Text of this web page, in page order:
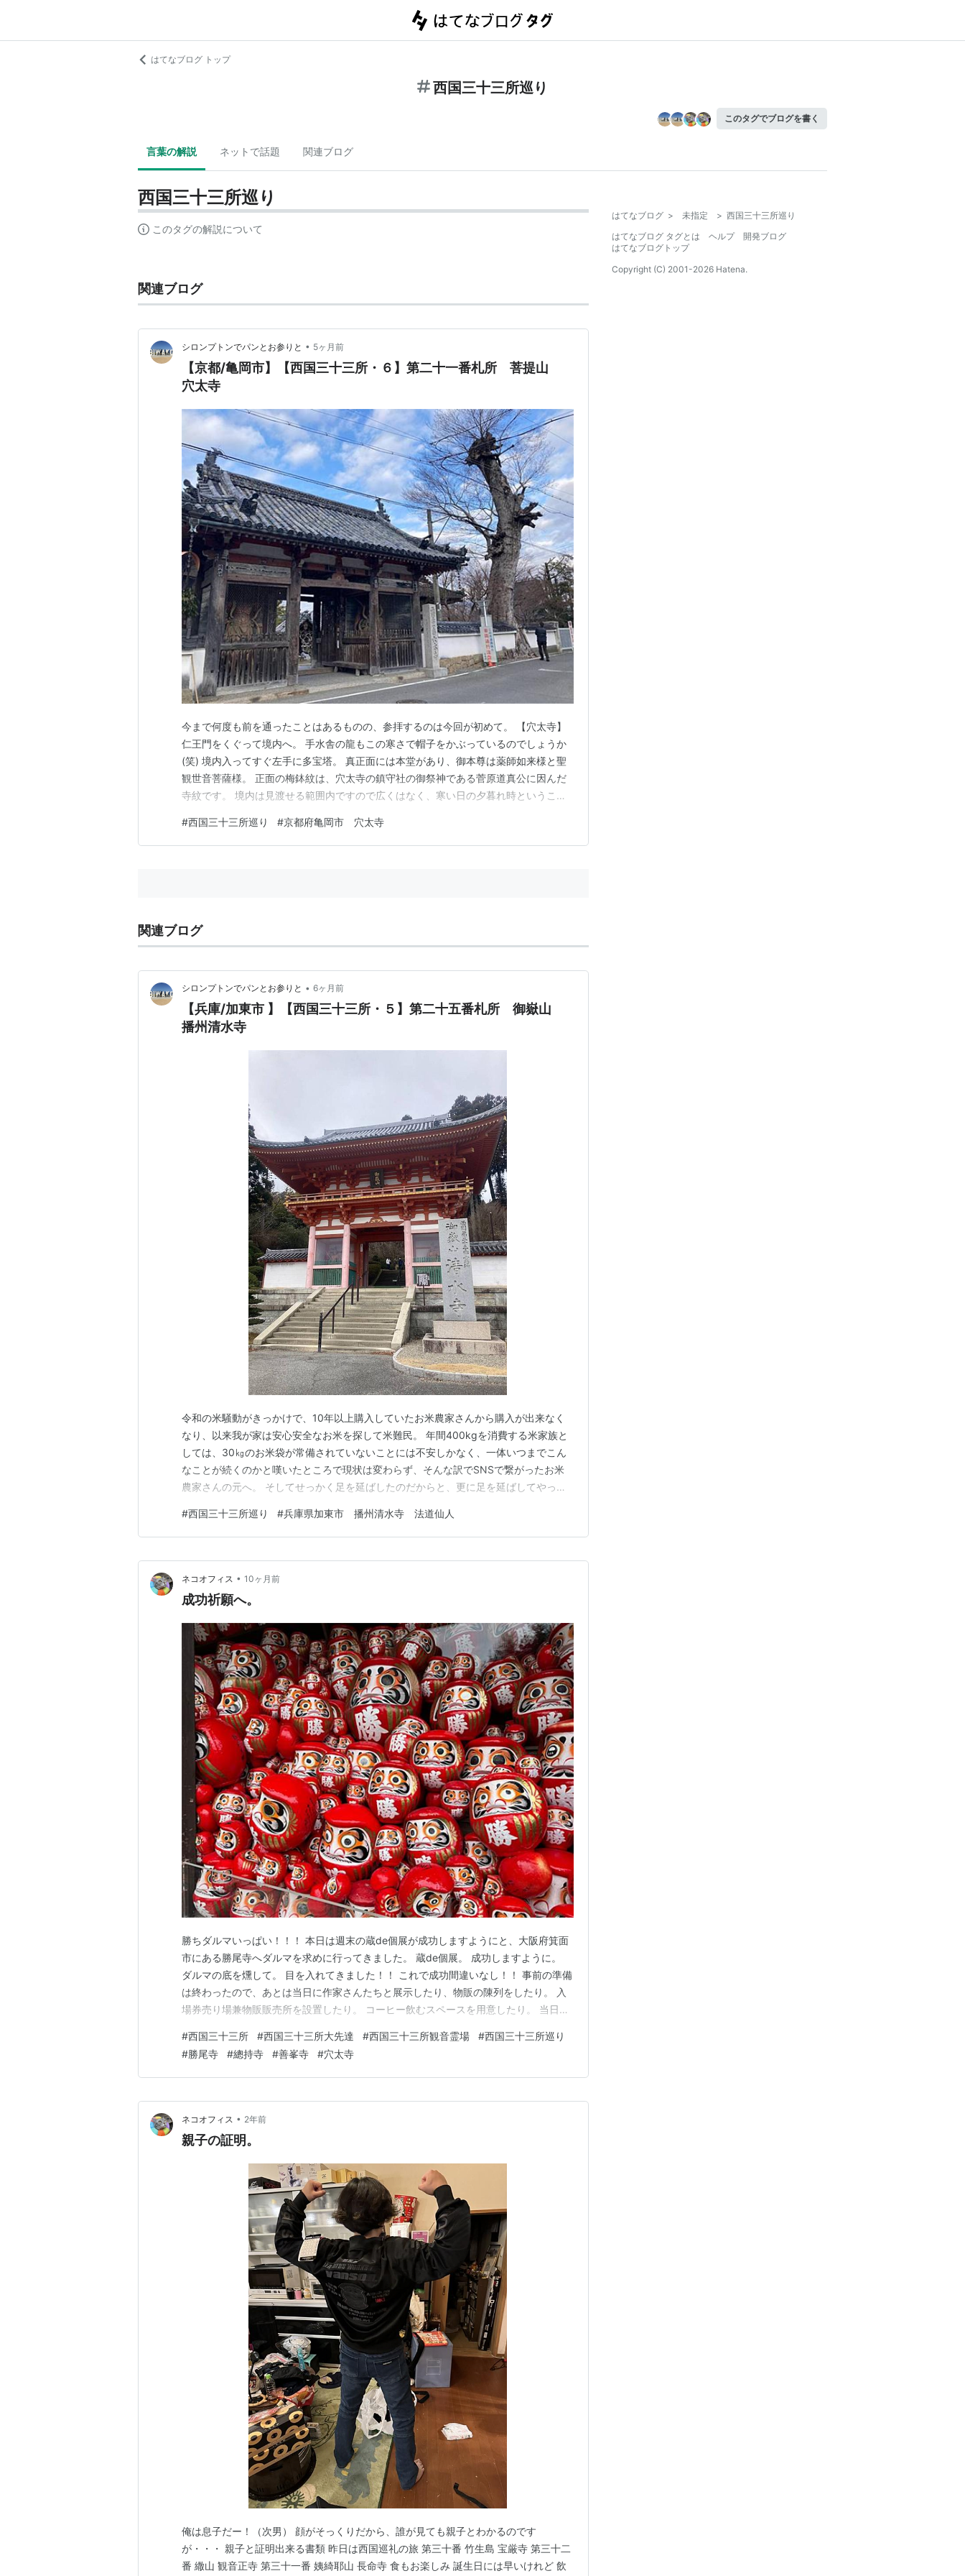
はてなブログ トップ
西国三十三所巡り
このタグでブログを書く
言葉の解説 ネットで話題 関連ブログ
西国三十三所巡り
このタグの解説について
関連ブログ
シロンプトンでパンとお参りと • 5ヶ月前
【京都/亀岡市】【西国三十三所・６】第二十一番札所 菩提山
穴太寺
今まで何度も前を通ったことはあるものの、参拝するのは今回が初めて。 【穴太寺】
仁王門をくぐって境内へ。 手水舎の龍もこの寒さで帽子をかぶっているのでしょうか
(笑) 境内入ってすぐ左手に多宝塔。 真正面には本堂があり、御本尊は薬師如来様と聖
観世音菩薩様。 正面の梅鉢紋は、穴太寺の鎮守社の御祭神である菅原道真公に因んだ
寺紋です。 境内は見渡せる範囲内ですので広くはなく、寒い日の夕暮れ時ということ
堂内は写真撮影不可です。 先程の播州清水寺同様、堂内は寒くひんやりとしています
が、どんな気候であれこうしてお寺を守って下さって…
#西国三十三所巡り #京都府亀岡市 穴太寺
関連ブログ
シロンプトンでパンとお参りと • 6ヶ月前
【兵庫/加東市 】【西国三十三所・５】第二十五番札所 御嶽山
播州清水寺
令和の米騒動がきっかけで、10年以上購入していたお米農家さんから購入が出来なく
なり、以来我が家は安心安全なお米を探して米難民。 年間400kgを消費する米家族と
しては、30㎏のお米袋が常備されていないことには不安しかなく、一体いつまでこん
なことが続くのかと嘆いたところで現状は変わらず、そんな訳でSNSで繋がったお米
農家さんの元へ。 そしてせっかく足を延ばしたのだからと、更に足を延ばしてやって
にはおれません(笑) こちらは何という木なのでしょうか。 チラホラと黄色いお花が咲
いておりました。 参道を歩いていくと左手にお…
#西国三十三所巡り #兵庫県加東市 播州清水寺 法道仙人
ネコオフィス • 10ヶ月前
成功祈願へ。
勝ちダルマいっぱい！！！ 本日は週末の蔵de個展が成功しますようにと、大阪府箕面
市にある勝尾寺へダルマを求めに行ってきました。 蔵de個展。 成功しますように。
ダルマの底を燻して。 目を入れてきました！！ これで成功間違いなし！！ 事前の準備
は終わったので、あとは当日に作家さんたちと展示したり、物販の陳列をしたり。 入
場券売り場兼物販販売所を設置したり。 コーヒー飲むスペースを用意したり。 当日ど
いっぱいの方に協力頂いているので、楽しいイベントになりますように。 ステンドグ
ラスらしい！ 最近の勝尾寺は外国人の観光ス…
#西国三十三所 #西国三十三所大先達 #西国三十三所観音霊場 #西国三十三所巡り
#勝尾寺 #總持寺 #善峯寺 #穴太寺
ネコオフィス • 2年前
親子の証明。
俺は息子だー！（次男） 顔がそっくりだから、誰が見ても親子とわかるのです
が・・・ 親子と証明出来る書類 昨日は西国巡礼の旅 第三十番 竹生島 宝厳寺 第三十二
番 繖山 観音正寺 第三十一番 姨綺耶山 長命寺 食もお楽しみ 誕生日には早いけれど 飲
はてなブログ > 未指定 > 西国三十三所巡り
はてなブログ タグとは
ヘルプ
開発ブログ
はてなブログトップ
Copyright (C) 2001-2026 Hatena.